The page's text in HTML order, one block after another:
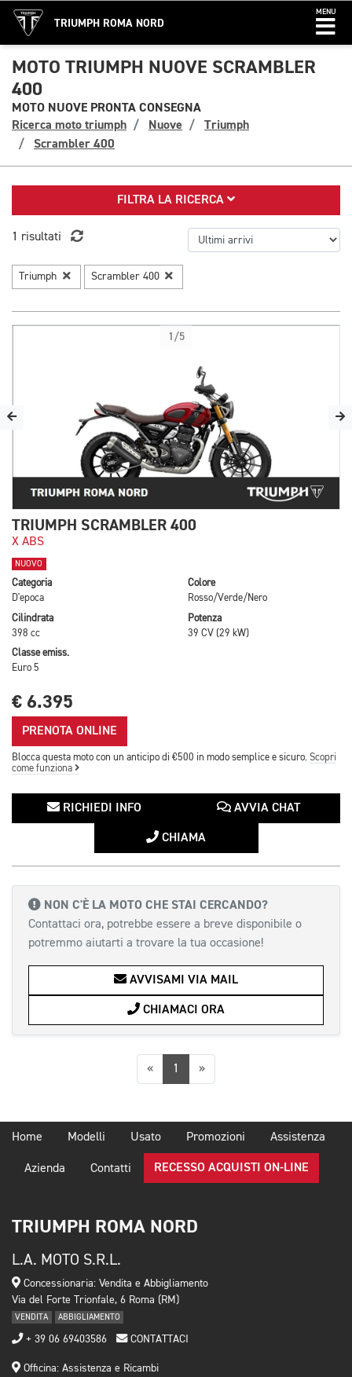
TRIUMPH ROMA NORD
MENU
MOTO TRIUMPH NUOVE SCRAMBLER
400
MOTO NUOVE PRONTA CONSEGNA
Ricerca moto triumph
Nuove
Triumph
Scrambler 400
FILTRA LA RICERCA
1 risultati
Triumph Scrambler 400
1/5
TRIUMPH SCRAMBLER 400
X ABS
NUOVO
Categoria
D'epoca
Colore
Rosso/Verde/Nero
Cilindrata
398 cc
Potenza
39 CV (29 kW)
Classe emiss.
Euro 5
€ 6.395
PRENOTA ONLINE
Blocca questa moto con un anticipo di €500 in modo semplice e sicuro. Scopri
come funziona
RICHIEDI INFO AVVIA CHAT
CHIAMA
NON C'È LA MOTO CHE STAI CERCANDO?
Contattaci ora, potrebbe essere a breve disponibile o
potremmo aiutarti a trovare la tua occasione!
AVVISAMI VIA MAIL
CHIAMACI ORA
«Precedente
1 »Successiva
Home Modelli Usato Promozioni Assistenza
Azienda Contatti RECESSO ACQUISTI ON-LINE
TRIUMPH ROMA NORD
L.A. MOTO S.R.L.
Concessionaria: Vendita e Abbigliamento
Via del Forte Trionfale, 6 Roma (RM)
VENDITA ABBIGLIAMENTO
+ 39 06 69403586 CONTATTACI
Officina: Assistenza e Ricambi